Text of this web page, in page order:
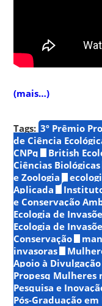
(mais…)
Tags: 3º Prêmio
de Ciência
CNPq
British
Ciências Biológicas
e Zoologia
Aplicada
e Conservação
Ecologia de
Ecologia de
Conservação
invasoras
Apoio à
Propesq Mulheres
Pesquisa e
Pós-Graduação em